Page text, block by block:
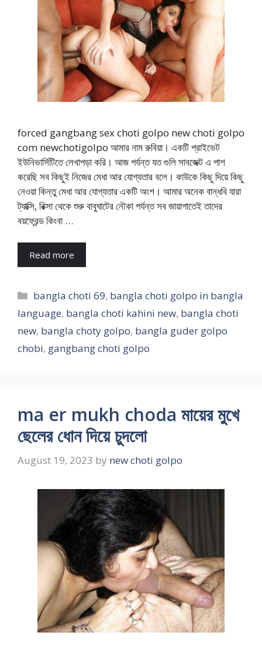
forced gangbang sex choti golpo new choti golpo
com newchotigolpo আমার নাম রুবিয়া। একটি প্রাইভেট
ইউনিভার্সিটিতে লেখাপড়া করি। আজ পর্যন্ত যত গুলি সাবজেক্ট এ পাশ
করেছি সব কিছুই নিজের মেধা আর যোগ্যতার বলে। কাউকে কিছু দিয়ে কিছু
নেওয়া কিন্তু মেধা আর যোগ্যতার একটি অংশ। আমার অনেক বান্ধবি যারা
ট্যাক্সি, রিক্সা থেকে শুরু বাবুঘাটের নৌকা পর্যন্ত সব জায়াগাতেই তাদের
বয়ফ্রেন্ড কিংবা …
Read more
Categories
bangla choti 69, bangla choti golpo in bangla
language, bangla choti kahini new, bangla choti
new, bangla choty golpo, bangla guder golpo
chobi, gangbang choti golpo
ma er mukh choda মায়ের মুখে
ছেলের ধোন দিয়ে চুদলো
August 19, 2023 by new choti golpo